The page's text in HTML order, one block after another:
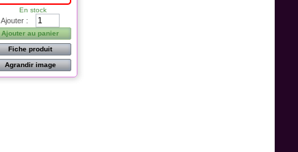
En stock
Ajouter :
Ajouter au panier
Fiche produit
Agrandir image